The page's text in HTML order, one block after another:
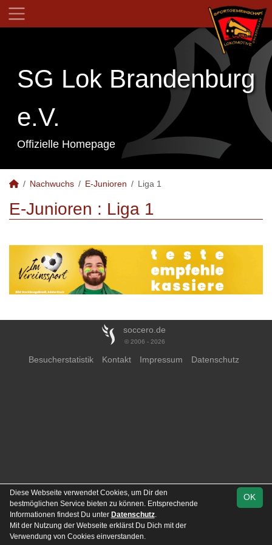
SG Lok Brandenburg
e.V.
Offizielle Homepage
Nachwuchs E-Junioren Liga 1
Team
E-Junioren : Liga 1
soccero.de
© 2006 - 2026
Besucherstatistik Kontakt Impressum Datenschutz
OK
Diese Webseite verwendet Cookies, um Dir den
bestmöglichen Service bieten zu können. Entsprechende
Informationen findest Du unter Datenschutz.
Mit der Nutzung der Webseite erklärst Du Dich mit der
Verwendung von Cookies einverstanden.